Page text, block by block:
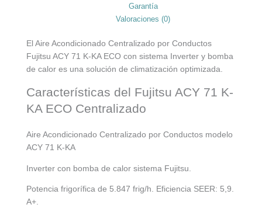
Garantía
Valoraciones (0)
El Aire Acondicionado Centralizado por Conductos
Fujitsu ACY 71 K-KA ECO con sistema Inverter y bomba
de calor es una solución de climatización optimizada.
Características del Fujitsu ACY 71 K-
KA ECO Centralizado
Aire Acondicionado Centralizado por Conductos modelo
ACY 71 K-KA
Inverter con bomba de calor sistema Fujitsu.
Potencia frigorífica de 5.847 frig/h. Eficiencia SEER: 5,9.
A+.